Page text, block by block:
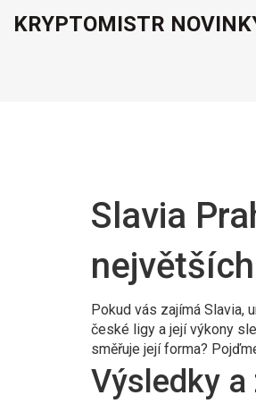
KRYPTOMISTR
Slavia
Pokud vás zajímá Slavia,
české ligy a její výkony
směřuje její forma?
Výsledky a